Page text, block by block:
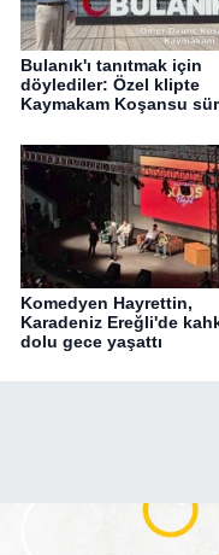
Bulanık'ı tanıtmak için
döylediler: Özel klipte
Kaymakam Koşansu
Komedyen Hayrettin,
Karadeniz Ereğli'de
dolu gece yaşattı